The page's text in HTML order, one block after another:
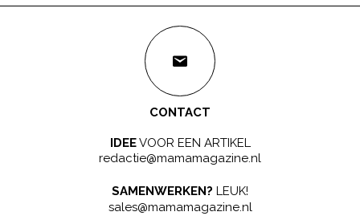
CONTACT
IDEEVOOR EEN ARTIKEL
redactie@mamamagazine.nl
SAMENWERKEN? LEUK!
sales@mamamagazine.nl